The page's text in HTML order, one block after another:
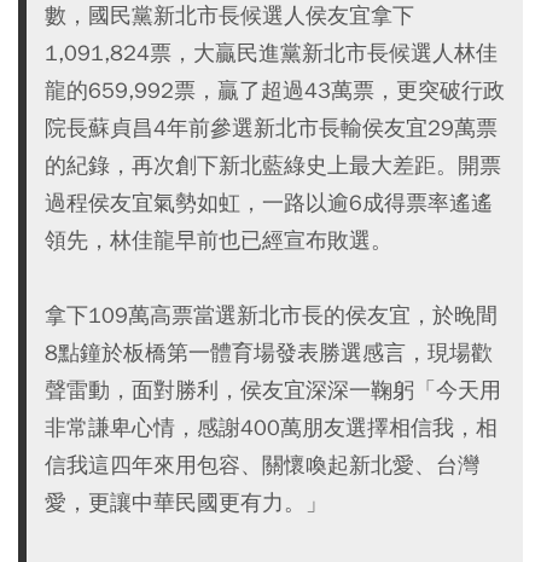
數，國民黨新北市長候選人侯友宜拿下
1,091,824票，大贏民進黨新北市長候選人林佳
龍的659,992票，贏了超過43萬票，更突破行政
院長蘇貞昌4年前參選新北市長輸侯友宜29萬票
的紀錄，再次創下新北藍綠史上最大差距。開票
過程侯友宜氣勢如虹，一路以逾6成得票率遙遙
領先，林佳龍早前也已經宣布敗選。
拿下109萬高票當選新北市長的侯友宜，於晚間
8點鐘於板橋第一體育場發表勝選感言，現場歡
聲雷動，面對勝利，侯友宜深深一鞠躬「今天用
非常謙卑心情，感謝400萬朋友選擇相信我，相
信我這四年來用包容、關懷喚起新北愛、台灣
愛，更讓中華民國更有力。」